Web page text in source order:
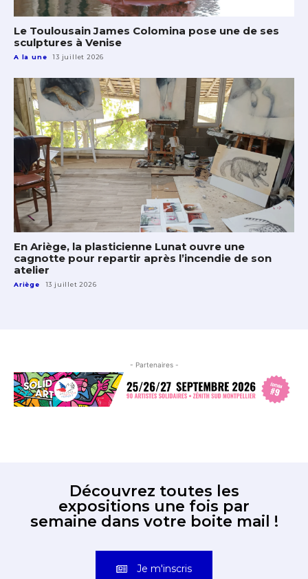
Le Toulousain James Colomina pose une de ses
sculptures à Venise
A la une 13 juillet 2026
En Ariège, la plasticienne Lunat ouvre une
cagnotte pour repartir après l’incendie de son
atelier
Ariège 13 juillet 2026
- Partenaires -
Découvrez toutes les
expositions une fois par
semaine dans votre boite mail !
Je m'inscris